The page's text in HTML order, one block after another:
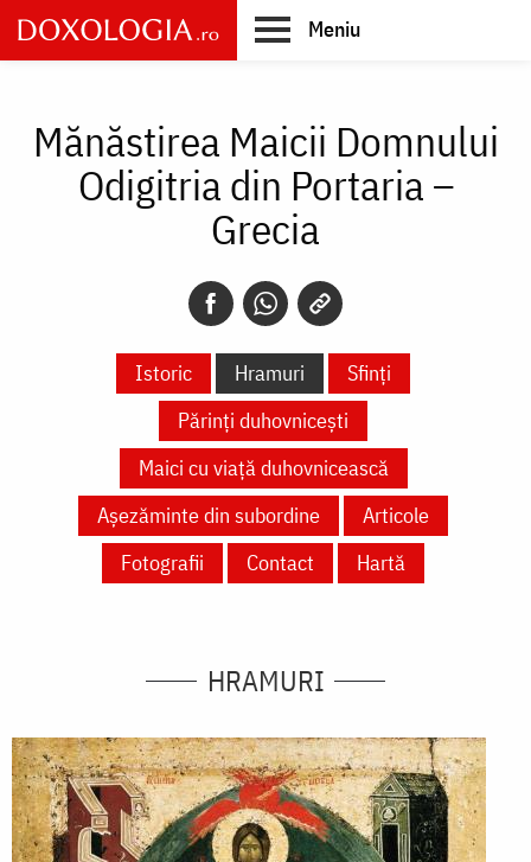
Skip
to
main
Meniu
Mănăstirea Maicii Domnului
Odigitria din Portaria –
Grecia
Istoric Hramuri
Sfinți
Părinți duhovnicești
Maici cu viață duhovnicească
Așezăminte din subordine
Articole
Fotografii
Contact Hartă
HRAMURI